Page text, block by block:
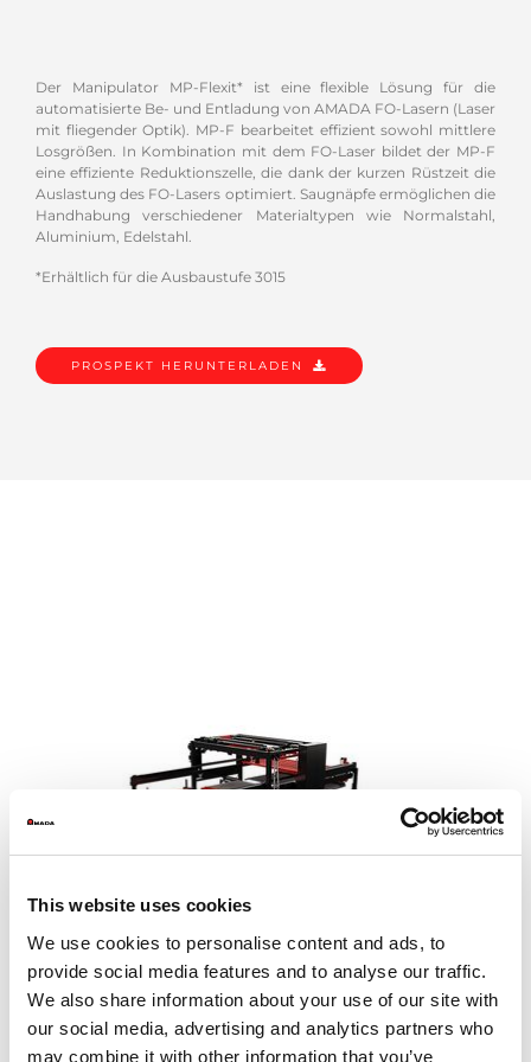
This website uses cookies
We use cookies to personalise content and ads, to
provide social media features and to analyse our traffic.
We also share information about your use of our site with
our social media, advertising and analytics partners who
may combine it with other information that you’ve
Der Manipulator MP-Flexit* ist eine flexible Lösung für die
automatisierte Be- und Entladung von AMADA FO-Lasern (Laser
mit fliegender Optik). MP-F bearbeitet effizient sowohl mittlere
Losgrößen. In Kombination mit dem FO-Laser bildet der MP-F
eine effiziente Reduktionszelle, die dank der kurzen Rüstzeit die
Auslastung des FO-Lasers optimiert. Saugnäpfe ermöglichen die
Handhabung verschiedener Materialtypen wie Normalstahl,
Aluminium, Edelstahl.
*Erhältlich für die Ausbaustufe 3015
PROSPEKT HERUNTERLADEN
MP FLEXit-3015